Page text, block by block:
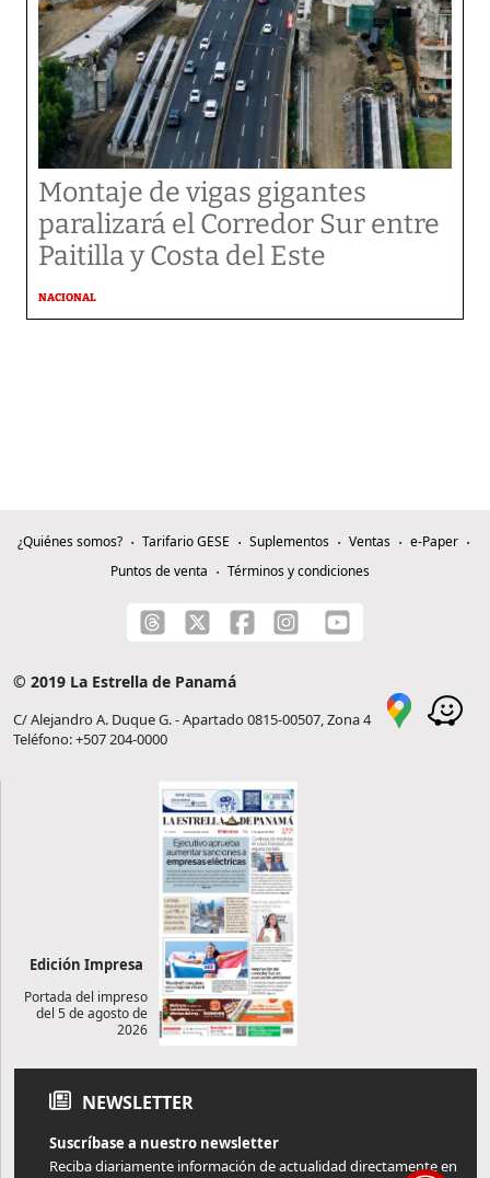
Montaje de vigas gigantes
paralizará el Corredor Sur entre
Paitilla y Costa del Este
NACIONAL
¿Quiénes somos? Tarifario GESE Suplementos Ventas
e-Paper
Puntos de venta
Términos y condiciones
© 2019 La Estrella de Panamá
C/ Alejandro A. Duque G. - Apartado 0815-00507, Zona 4
Teléfono: +507 204-0000
Edición Impresa
Portada del impreso
del 5 de agosto de
2026
NEWSLETTER
Suscríbase a nuestro newsletter
Reciba diariamente información de actualidad directamente en